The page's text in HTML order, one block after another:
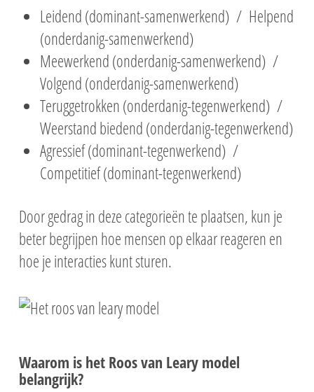
Leidend (dominant-samenwerkend) / Helpend
(onderdanig-samenwerkend)
Meewerkend (onderdanig-samenwerkend) /
Volgend (onderdanig-samenwerkend)
Teruggetrokken (onderdanig-tegenwerkend) /
Weerstand biedend (onderdanig-tegenwerkend)
Agressief (dominant-tegenwerkend) /
Competitief (dominant-tegenwerkend)
Door gedrag in deze categorieën te plaatsen, kun je
beter begrijpen hoe mensen op elkaar reageren en
hoe je interacties kunt sturen.
Waarom is het Roos van Leary model
belangrijk?